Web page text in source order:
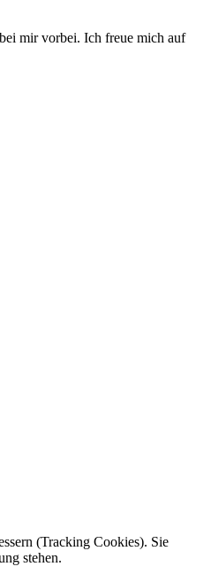
mir vorbei. Ich freue mich auf
(Tracking Cookies). Sie
stehen.